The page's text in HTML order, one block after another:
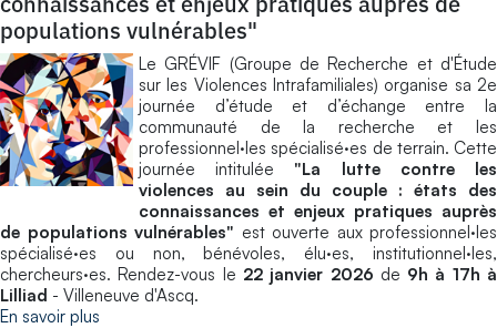
populations vulnérables"
Le GRÉVIF (Groupe de Recherche et d'Étude
sur les Violences Intrafamiliales) organise sa 2e
journée d’étude et d’échange entre la
communauté de la recherche et les
professionnel·les spécialisé·es de terrain. Cette
journée intitulée "La lutte contre les
violences au sein du couple : états des
connaissances et enjeux pratiques auprès
de populations vulnérables" est ouverte aux professionnel·les
spécialisé·es ou non, bénévoles, élu·es, institutionnel·les,
chercheurs·es. Rendez-vous le 22 janvier 2026 de 9h à 17h à
Lilliad - Villeneuve d'Ascq.
En savoir plus